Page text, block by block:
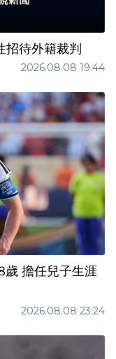
招待外籍裁判
2026.08.08 19:44
歲 擔任兒子生涯
2026.08.08 23:24